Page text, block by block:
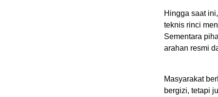
Hingga saat
teknis rinci
Sementara
arahan resmi
Masyarakat
bergizi, tetapi